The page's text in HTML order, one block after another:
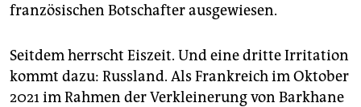
französischen Botschafter ausgewiesen.
Seitdem herrscht Eiszeit. Und eine dritte Irritation
kommt dazu: Russland. Als Frankreich im Oktober
2021 im Rahmen der Verkleinerung von Barkhane